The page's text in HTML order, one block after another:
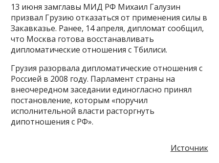
13 июня замглавы МИД РФ Михаил Галузин
призвал Грузию отказаться от применения силы в
Закавказье. Ранее, 14 апреля, дипломат сообщил,
что Москва готова восстанавливать
дипломатические отношения с Тбилиси.
Грузия разорвала дипломатические отношения с
Россией в 2008 году. Парламент страны на
внеочередном заседании единогласно принял
постановление, которым «поручил
исполнительной власти расторгнуть
дипотношения с РФ».
Источник